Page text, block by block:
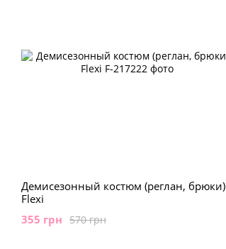
Демисезонный костюм (реглан, брюки)
Flexi
570 грн
355 грн